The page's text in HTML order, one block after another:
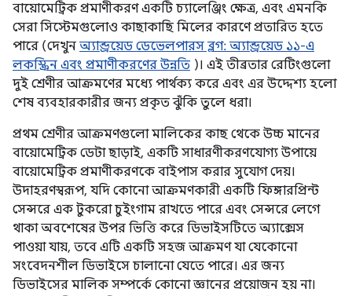
বায়োমেট্রিক প্রমাণীকরণ একটি চ্যালেঞ্জিং ক্ষেত্র, এবং এমনকি
সেরা সিস্টেমগুলোও কাছাকাছি মিলের কারণে প্রতারিত হতে
পারে (দেখুন অ্যান্ড্রয়েড ডেভেলপারস ব্লগ: অ্যান্ড্রয়েড ১১-এ
লকস্ক্রিন এবং প্রমাণীকরণের উন্নতি )। এই তীব্রতার রেটিংগুলো
দুই শ্রেণীর আক্রমণের মধ্যে পার্থক্য করে এবং এর উদ্দেশ্য হলো
শেষ ব্যবহারকারীর জন্য প্রকৃত ঝুঁকি তুলে ধরা।
প্রথম শ্রেণীর আক্রমণগুলো মালিকের কাছ থেকে উচ্চ মানের
বায়োমেট্রিক ডেটা ছাড়াই, একটি সাধারণীকরণযোগ্য উপায়ে
বায়োমেট্রিক প্রমাণীকরণকে বাইপাস করার সুযোগ দেয়।
উদাহরণস্বরূপ, যদি কোনো আক্রমণকারী একটি ফিঙ্গারপ্রিন্ট
সেন্সরে এক টুকরো চুইংগাম রাখতে পারে এবং সেন্সরে লেগে
থাকা অবশেষের উপর ভিত্তি করে ডিভাইসটিতে অ্যাক্সেস
পাওয়া যায়, তবে এটি একটি সহজ আক্রমণ যা যেকোনো
সংবেদনশীল ডিভাইসে চালানো যেতে পারে। এর জন্য
ডিভাইসের মালিক সম্পর্কে কোনো জ্ঞানের প্রয়োজন হয় না।